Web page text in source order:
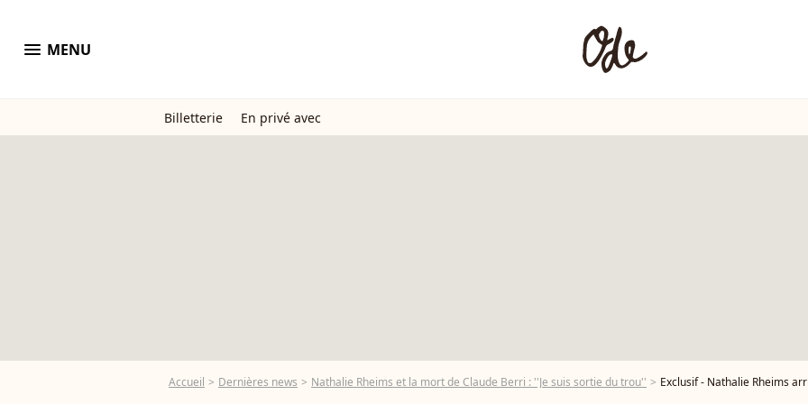
menu MENU
Billetterie En privé avec
Accueil Dernières news Nathalie Rheims et la mort de Claude Berri : ''Je suis sortie du trou'' Exclusif - Nathalie Rheims arrivant à